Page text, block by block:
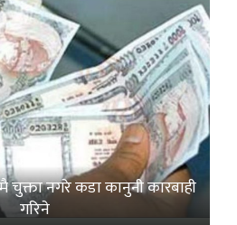
नगरे कडा कानुनी कारबाही
गरिने